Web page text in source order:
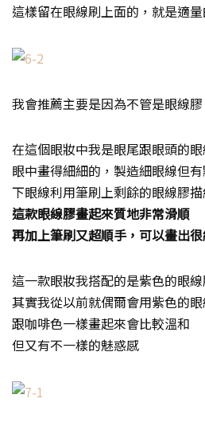
這樣留在眼線刷上面的，就是適
我會推薦主要是因為不管是眼線
在這個眼妝中我是眼尾跟眼頭的
眼中畫得細細的，製造細眼線但
下眼線利用筆刷上剩餘的眼線膠
這款眼線膠畫起來質地非常滑順
再加上筆刷又超順手，可以畫出
這一款眼妝我搭配的是紫色的眼
其實我從以前就偶爾會用紫色的
跟咖啡色一樣畫起來會比較溫和
但又有不一樣的魅惑感